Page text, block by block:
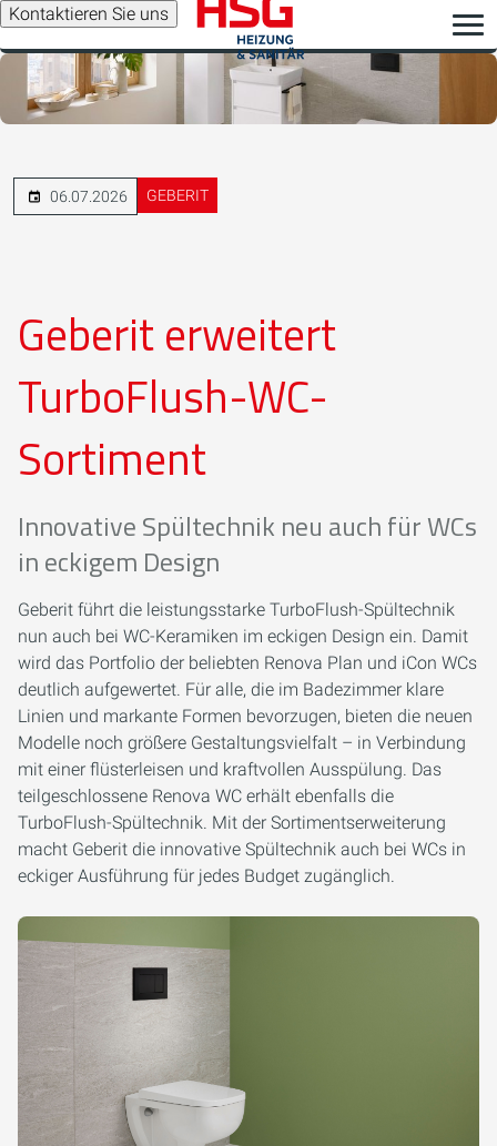
Kontaktieren Sie uns
06.07.2026 GEBERIT
Geberit erweitert
TurboFlush-WC-
Sortiment
Innovative Spültechnik neu auch für WCs
in eckigem Design
Geberit führt die leistungsstarke TurboFlush-Spültechnik
nun auch bei WC-Keramiken im eckigen Design ein. Damit
wird das Portfolio der beliebten Renova Plan und iCon WCs
deutlich aufgewertet. Für alle, die im Badezimmer klare
Linien und markante Formen bevorzugen, bieten die neuen
Modelle noch größere Gestaltungsvielfalt – in Verbindung
mit einer flüsterleisen und kraftvollen Ausspülung. Das
teilgeschlossene Renova WC erhält ebenfalls die
TurboFlush-Spültechnik. Mit der Sortimentserweiterung
macht Geberit die innovative Spültechnik auch bei WCs in
eckiger Ausführung für jedes Budget zugänglich.